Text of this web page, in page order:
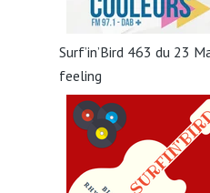
Surf’in’Bird 463 du 23
feeling